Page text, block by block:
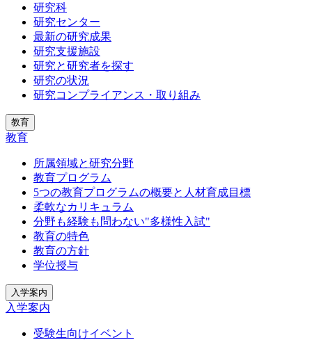
研究科
研究センター
最新の研究成果
研究支援施設
研究と研究者を探す
研究の状況
研究コンプライアンス・取り組み
教育
教育
所属領域と研究分野
教育プログラム
5つの教育プログラムの概要と人材育成目標
柔軟なカリキュラム
分野も経験も問わない"多様性入試"
教育の特色
教育の方針
学位授与
入学案内
入学案内
受験生向けイベント